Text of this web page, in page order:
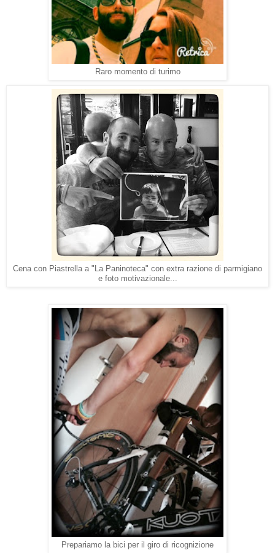
Raro momento di turimo
Cena con Piastrella a "La Paninoteca" con extra razione di parmigiano
e foto motivazionale...
Prepariamo la bici per il giro di ricognizione